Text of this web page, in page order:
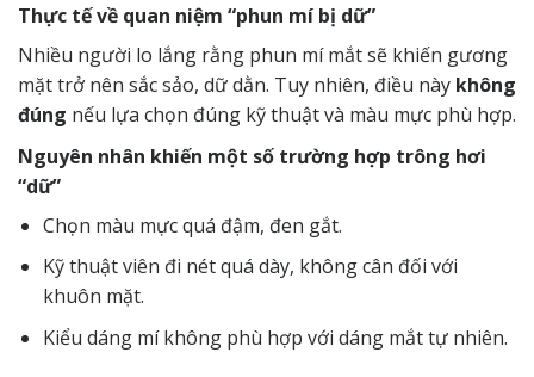
Thực tế về quan niệm “phun mí bị dữ”
Nhiều người lo lắng rằng phun mí mắt sẽ khiến gương
mặt trở nên sắc sảo, dữ dằn. Tuy nhiên, điều này không
đúng nếu lựa chọn đúng kỹ thuật và màu mực phù hợp.
Nguyên nhân khiến một số trường hợp trông hơi
“dữ”
Chọn màu mực quá đậm, đen gắt.
Kỹ thuật viên đi nét quá dày, không cân đối với
khuôn mặt.
Kiểu dáng mí không phù hợp với dáng mắt tự nhiên.